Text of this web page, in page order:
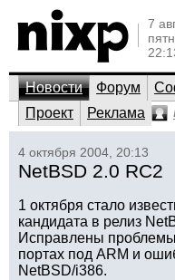
7
Новости Форум
Проект
Реклама
4 октября 2004, 20:13
NetBSD 2.0 RC2
1 октября стало
кандидата в релиз
Исправлены
портах под ARM и
NetBSD/i386.